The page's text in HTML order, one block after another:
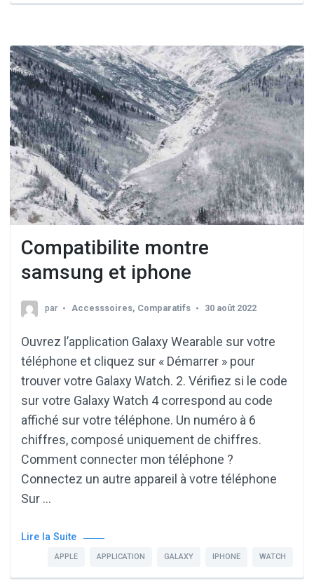
Compatibilite montre
samsung et iphone
par Accesssoires, Comparatifs 30 août 2022
Ouvrez l’application Galaxy Wearable sur votre
téléphone et cliquez sur « Démarrer » pour
trouver votre Galaxy Watch. 2. Vérifiez si le code
sur votre Galaxy Watch 4 correspond au code
affiché sur votre téléphone. Un numéro à 6
chiffres, composé uniquement de chiffres.
Comment connecter mon téléphone ?
Connectez un autre appareil à votre téléphone
Sur …
Lire la Suite
APPLE APPLICATION GALAXY IPHONE WATCH